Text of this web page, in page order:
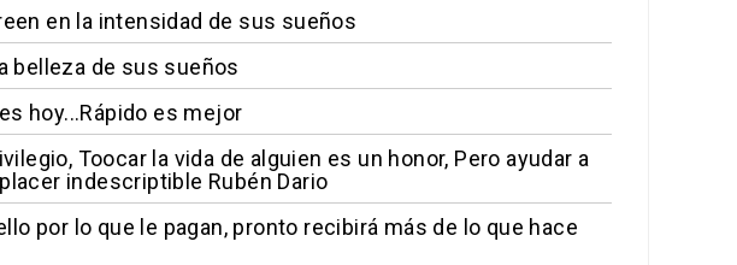
en la intensidad de sus sueños
belleza de sus sueños
hoy...Rápido es mejor
Toocar la vida de alguien es un honor, Pero ayudar a
indescriptible Rubén Dario
por lo que le pagan, pronto recibirá más de lo que hace